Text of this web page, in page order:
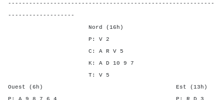
-----------------------------------------------------------
-------------------
Nord (16h)
P: V 2
C: A R V 5
K: A D 10 9 7
T: V 5
Ouest (6h) Est (13h)